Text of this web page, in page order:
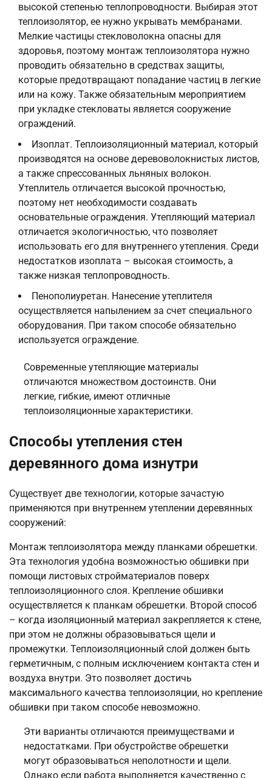
высокой степенью теплопроводности. Выбирая этот
теплоизолятор, ее нужно укрывать мембранами.
Мелкие частицы стекловолокна опасны для
здоровья, поэтому монтаж теплоизолятора нужно
проводить обязательно в средствах защиты,
которые предотвращают попадание частиц в легкие
или на кожу. Также обязательным мероприятием
при укладке стекловаты является сооружение
ограждений.
Изоплат. Теплоизоляционный материал, который
производятся на основе деревоволокнистых листов,
а также спрессованных льняных волокон.
Утеплитель отличается высокой прочностью,
поэтому нет необходимости создавать
основательные ограждения. Утепляющий материал
отличается экологичностью, что позволяет
использовать его для внутреннего утепления. Среди
недостатков изоплата – высокая стоимость, а
также низкая теплопроводность.
Пенополиуретан. Нанесение утеплителя
осуществляется напылением за счет специального
оборудования. При таком способе обязательно
используется ограждение.
Современные утепляющие материалы
отличаются множеством достоинств. Они
легкие, гибкие, имеют отличные
теплоизоляционные характеристики.
Способы утепления стен
деревянного дома изнутри
Существует две технологии, которые зачастую
применяются при внутреннем утеплении деревянных
сооружений:
Монтаж теплоизолятора между планками обрешетки.
Эта технология удобна возможностью обшивки при
помощи листовых стройматериалов поверх
теплоизоляционного слоя. Крепление обшивки
осуществляется к планкам обрешетки. Второй способ
– когда изоляционный материал закрепляется к стене,
при этом не должны образовываться щели и
промежутки. Теплоизоляционный слой должен быть
герметичным, с полным исключением контакта стен и
воздуха внутри. Это позволяет достичь
максимального качества теплоизоляции, но крепление
обшивки при таком способе невозможно.
Эти варианты отличаются преимуществами и
недостатками. При обустройстве обрешетки
могут образовываться неполотности и щели.
Однако если работа выполняется качественно с